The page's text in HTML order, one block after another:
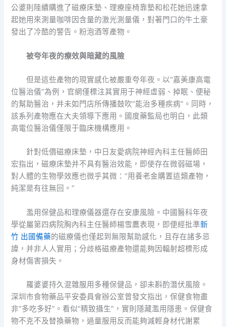
公婆則陸續購進了磁療床墊、理療座椅靠墊和松花她迅速拿
起她用來測量咖啡因含量的激光測量儀，對著門口的牛土豪
發出了冷酷的警告。粉泡酒等產物。
被夸年夜的療效與暗藏的風險
但是這些產物的現實感化被嚴重夸年夜。以“嘉美康高電
位醫治儀”為例，官網僅標注其實用于神經虛弱、掉眠、便秘
的幫助醫治，并未如門店所傳播鼓吹“能治多種疾病”。同時，
該系列產物應在大夫領導下應用。國度藥監局也明白，此類
高電位醫治儀僅限于臨床機構應用。
針對低價磁療床墊，中日友愛病院神經內科主任醫師田
宏指出，磁療床墊并不具有醫治效能，即使存在微弱磁場，
對人體的生物學效應也微乎其微：“用養老金購置這類產物，
純潔是有往無回。”
濫用保健品和理療儀器還存在安康風險。中國醫科年夜
學從屬第四病院胸內科主任醫師楊雪鷹表現，即便經批準新
竹 出國備藥的磁療儀也僅起到無限幫助感化，且存在諸多忌
諱，并非人人實用；分歧格磁療產物還能夠因輻射超標形成
身材傷害損失。
羅婆婆持久混雜服用多種保健品，卻未斟酌潛伏風險。
深圳市食物藥品平安委員會辦公室曾發文指出，保健食物盡
非“多吃多好”。看似“精致攝生”，實則隱藏濫用隱患。保健食
物不克不及替換藥物，過量服用反而能夠減輕身材代謝累